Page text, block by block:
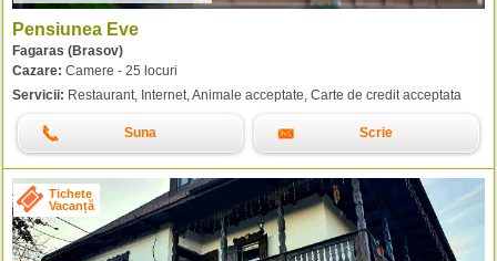
Pensiunea Eve
Fagaras (Brasov)
Cazare: Camere - 25 locuri
Servicii: Restaurant, Internet, Animale acceptate, Carte de credit acceptata
Suna Scrie
Tichete
Vacanță